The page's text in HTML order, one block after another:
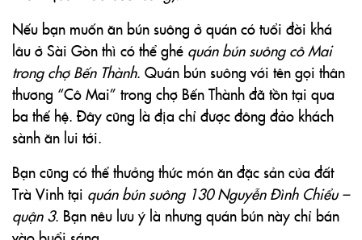
Nếu bạn muốn ăn bún suông ở quán có tuổi đời khá
lâu ở Sài Gòn thì có thể ghé quán bún suông cô Mai
trong chợ Bến Thành. Quán bún suông với tên gọi thân
thương “Cô Mai” trong chợ Bến Thành đã tồn tại qua
ba thế hệ. Đây cũng là địa chỉ được đông đảo khách
sành ăn lui tới.
Bạn cũng có thể thưởng thức món ăn đặc sản của đất
Trà Vinh tại quán bún suông 130 Nguyễn Đình Chiểu –
quận 3. Bạn nêu lưu ý là nhưng quán bún này chỉ bán